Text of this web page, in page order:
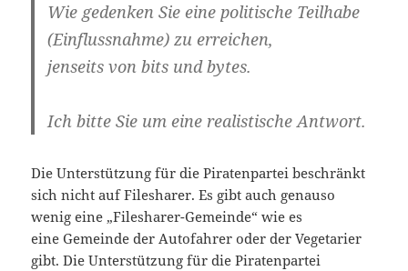
Wie gedenken Sie eine politische Teilhabe
(Einflussnahme) zu erreichen,
jenseits von bits und bytes.
Ich bitte Sie um eine realistische Antwort.
Die Unterstützung für die Piratenpartei beschränkt
sich nicht auf Filesharer. Es gibt auch genauso
wenig eine „Filesharer-Gemeinde“ wie es
eine Gemeinde der Autofahrer oder der Vegetarier
gibt. Die Unterstützung für die Piratenpartei